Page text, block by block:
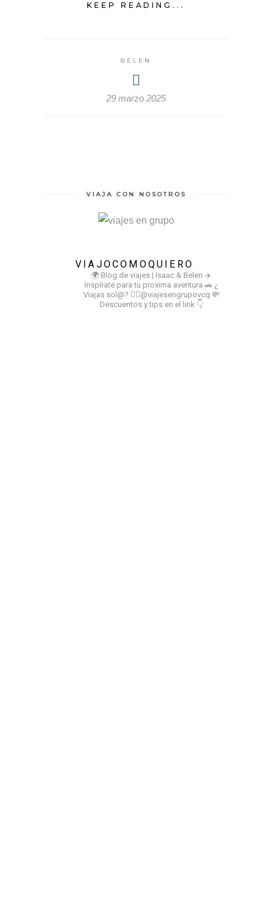
KEEP READING...
BELEN
29 marzo 2025
VIAJA CON NOSOTROS
VIAJOCOMOQUIERO
🌍 Blog de viajes | Isaac & Belen ✈️
Inspírate para tu proxima aventura 🚗 ¿
Viajas sol@? 👉🏻@viajesengrupovcq 💸
Descuentos y tips en el link 👇